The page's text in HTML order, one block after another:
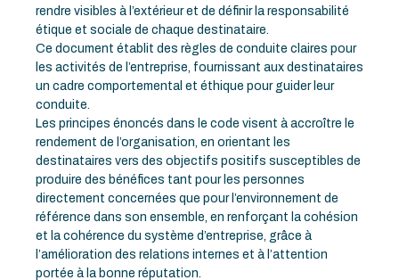
rendre visibles à l’extérieur et de définir la responsabilité
étique et sociale de chaque destinataire.
Ce document établit des règles de conduite claires pour
les activités de l’entreprise, fournissant aux destinataires
un cadre comportemental et éthique pour guider leur
conduite.
Les principes énoncés dans le code visent à accroître le
rendement de l’organisation, en orientant les
destinataires vers des objectifs positifs susceptibles de
produire des bénéfices tant pour les personnes
directement concernées que pour l’environnement de
référence dans son ensemble, en renforçant la cohésion
et la cohérence du système d’entreprise, grâce à
l’amélioration des relations internes et à l’attention
portée à la bonne réputation.